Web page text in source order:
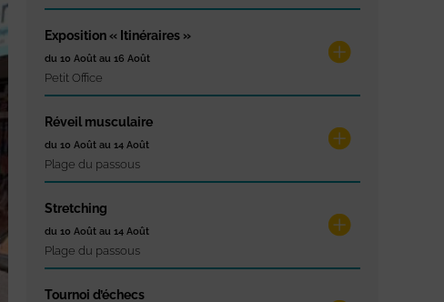
Exposition « Itinéraires »
du 10 Août au 16 Août
Petit Office
Réveil musculaire
du 10 Août au 14 Août
Plage du passous
Stretching
du 10 Août au 14 Août
Plage du passous
Tournoi d’échecs